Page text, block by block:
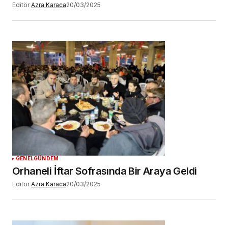
Editör Azra Karaca20/03/2025
GENELGÜNDEM
Orhaneli İftar Sofrasında Bir Araya Geldi
Editör Azra Karaca20/03/2025